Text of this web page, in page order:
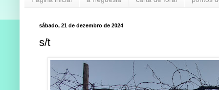
sábado, 21 de dezembro de 2024
s/t